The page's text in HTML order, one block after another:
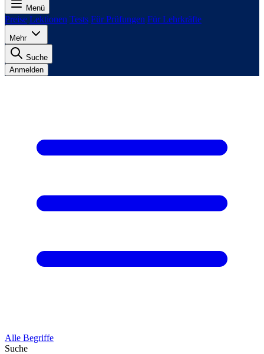
Menü
Preise Lektionen Tests Für Prüfungen Für Lehrkräfte
Mehr
Suche
Anmelden
Alle Begriffe
Suche